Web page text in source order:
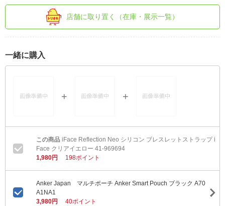
店舗に取り置く（在庫・展示一覧）
一緒に購入
iFace Reflection Neo シリコン ブレスレットストラップ i
Face クリアイエロー 41-969694
1,980円
198ポイント
Anker Japan マルチポーチ Anker Smart Pouch ブラック A70
A1NA1
3,980円
40ポイント